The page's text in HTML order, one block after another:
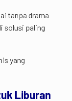
tanpa drama
solusi paling
yang
Liburan